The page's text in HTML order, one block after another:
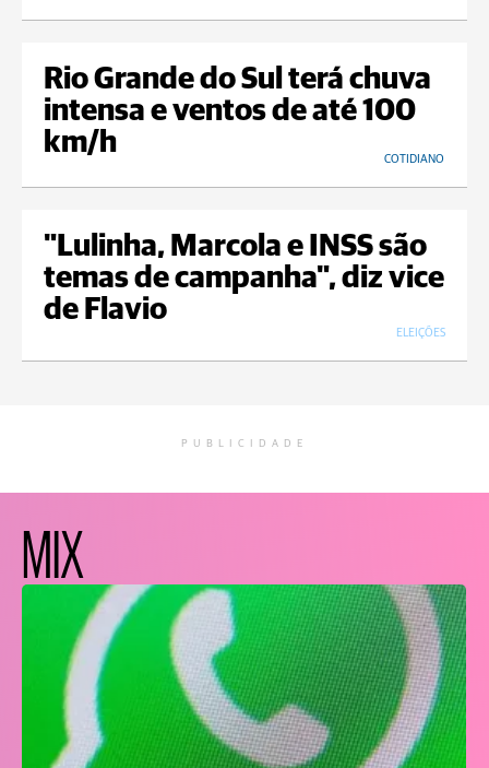
Rio Grande do Sul terá chuva
intensa e ventos de até 100
km/h
COTIDIANO
"Lulinha, Marcola e INSS são
temas de campanha", diz vice
de Flavio
ELEIÇÕES
PUBLICIDADE
MIX